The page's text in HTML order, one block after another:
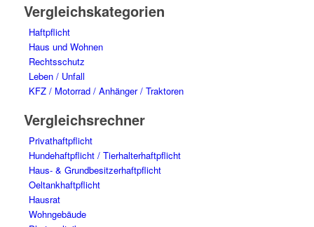
Vergleichskategorien
Haftpflicht
Haus und Wohnen
Rechtsschutz
Leben / Unfall
KFZ / Motorrad / Anhänger / Traktoren
Vergleichsrechner
Privathaftpflicht
Hundehaftpflicht / Tierhalterhaftpflicht
Haus- & Grundbesitzerhaftpflicht
Oeltankhaftpflicht
Hausrat
Wohngebäude